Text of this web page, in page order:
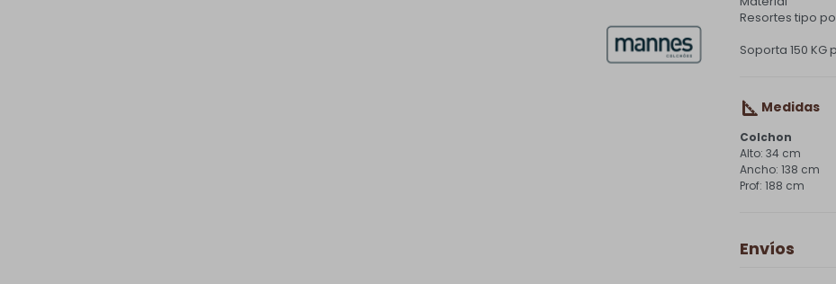
Resortes tipo
Soporta 150 KG
Medidas
Colchon
34 cm
138 cm
188 cm
Envíos